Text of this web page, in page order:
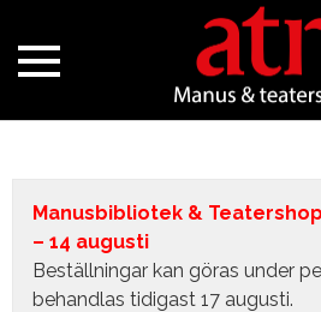
Manusbibliotek &
– 14 augusti
Beställningar kan göras under
behandlas tidigast 17 augusti.